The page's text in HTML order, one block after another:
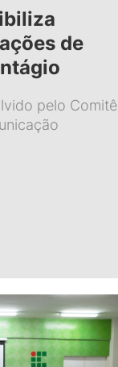
de
pelo Comitê